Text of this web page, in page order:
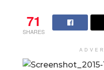
71
SHARES